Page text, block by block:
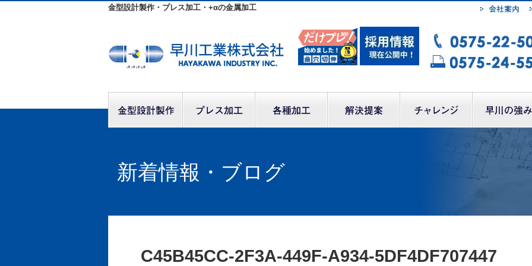
金型設計製作・プレス加工・+αの金属加工
新着情報・ブログ
C45B45CC-2F3A-449F-A934-5DF4DF707447